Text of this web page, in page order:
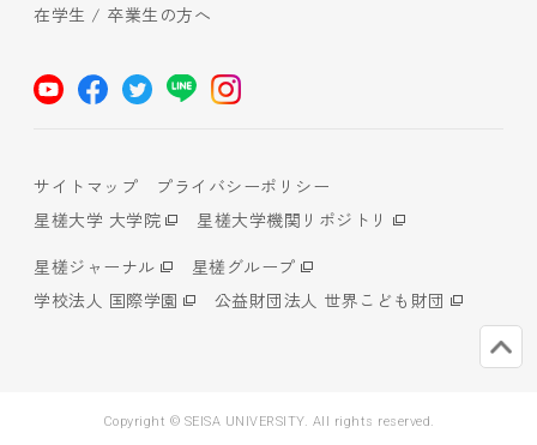
在学生 / 卒業生の方へ
サイトマップ
プライバシーポリシー
星槎大学 大学院
星槎大学機関リポジトリ
星槎ジャーナル
星槎グループ
学校法人 国際学園
公益財団法人 世界こども財団
Copyright © SEISA UNIVERSITY. All rights reserved.